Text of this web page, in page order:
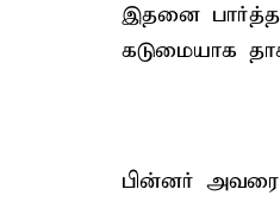
இதனை பார்த்த
கடுமையாக
பின்னர்